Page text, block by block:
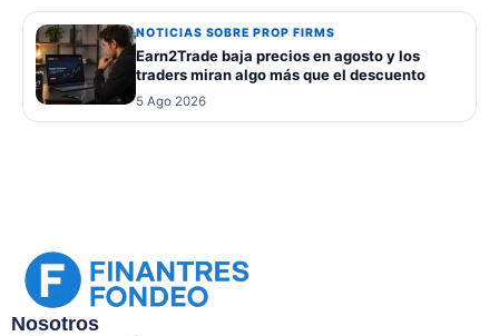
NOTICIAS SOBRE PROP FIRMS
Earn2Trade baja precios en agosto y los
traders miran algo más que el descuento
5 Ago 2026
Nosotros